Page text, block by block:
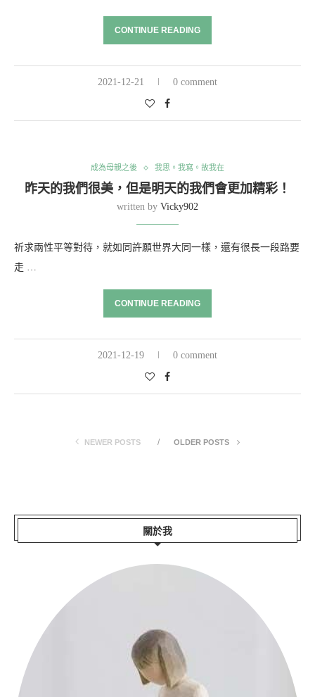
CONTINUE READING
2021-12-21 0 comment
成為母親之後 我思。我寫。故我在
昨天的我們很美，但是明天的我們會更加精彩！
written by Vicky902
祈求兩性平等對待，就如同許願世界大同一樣，還有很長一段路要
走 …
CONTINUE READING
2021-12-19 0 comment
NEWER POSTS OLDER POSTS
關於我